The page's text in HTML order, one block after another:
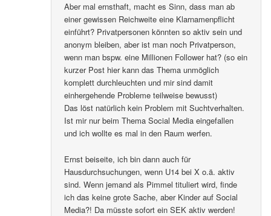
Aber mal ernsthaft, macht es Sinn, dass man ab
einer gewissen Reichweite eine Klarnamenpflicht
einführt? Privatpersonen könnten so aktiv sein und
anonym bleiben, aber ist man noch Privatperson,
wenn man bspw. eine Millionen Follower hat? (so ein
kurzer Post hier kann das Thema unmöglich
komplett durchleuchten und mir sind damit
einhergehende Probleme teilweise bewusst)
Das löst natürlich kein Problem mit Suchtverhalten.
Ist mir nur beim Thema Social Media eingefallen
und ich wollte es mal in den Raum werfen.
Ernst beiseite, ich bin dann auch für
Hausdurchsuchungen, wenn U14 bei X o.ä. aktiv
sind. Wenn jemand als Pimmel tituliert wird, finde
ich das keine grote Sache, aber Kinder auf Social
Media?! Da müsste sofort ein SEK aktiv werden!